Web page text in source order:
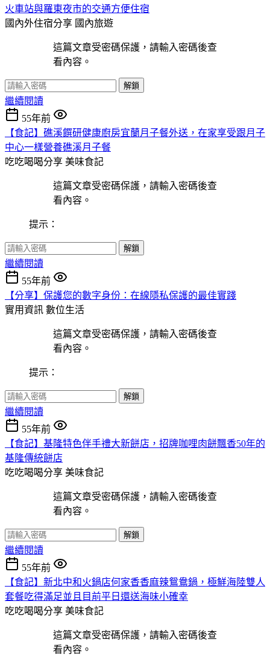
火車站與羅東夜市的交通方便住宿
國內外住宿分享 國內旅遊
這篇文章受密碼保護，請輸入密碼後查
看內容。
解鎖
繼續閱讀
55年前
【食記】礁溪饌研健康廚房宜蘭月子餐外送，在家享受跟月子
中心一樣營養礁溪月子餐
吃吃喝喝分享 美味食記
這篇文章受密碼保護，請輸入密碼後查
看內容。
提示：
解鎖
繼續閱讀
55年前
【分享】保護您的數字身份：在線隱私保護的最佳實踐
實用資訊 數位生活
這篇文章受密碼保護，請輸入密碼後查
看內容。
提示：
解鎖
繼續閱讀
55年前
【食記】基隆特色伴手禮大新餅店，招牌咖哩肉餅飄香50年的
基隆傳統餅店
吃吃喝喝分享 美味食記
這篇文章受密碼保護，請輸入密碼後查
看內容。
解鎖
繼續閱讀
55年前
【食記】新北中和火鍋店何家香香麻辣鴛鴦鍋，極鮮海陸雙人
套餐吃得滿足並且目前平日還送海味小確幸
吃吃喝喝分享 美味食記
這篇文章受密碼保護，請輸入密碼後查
看內容。